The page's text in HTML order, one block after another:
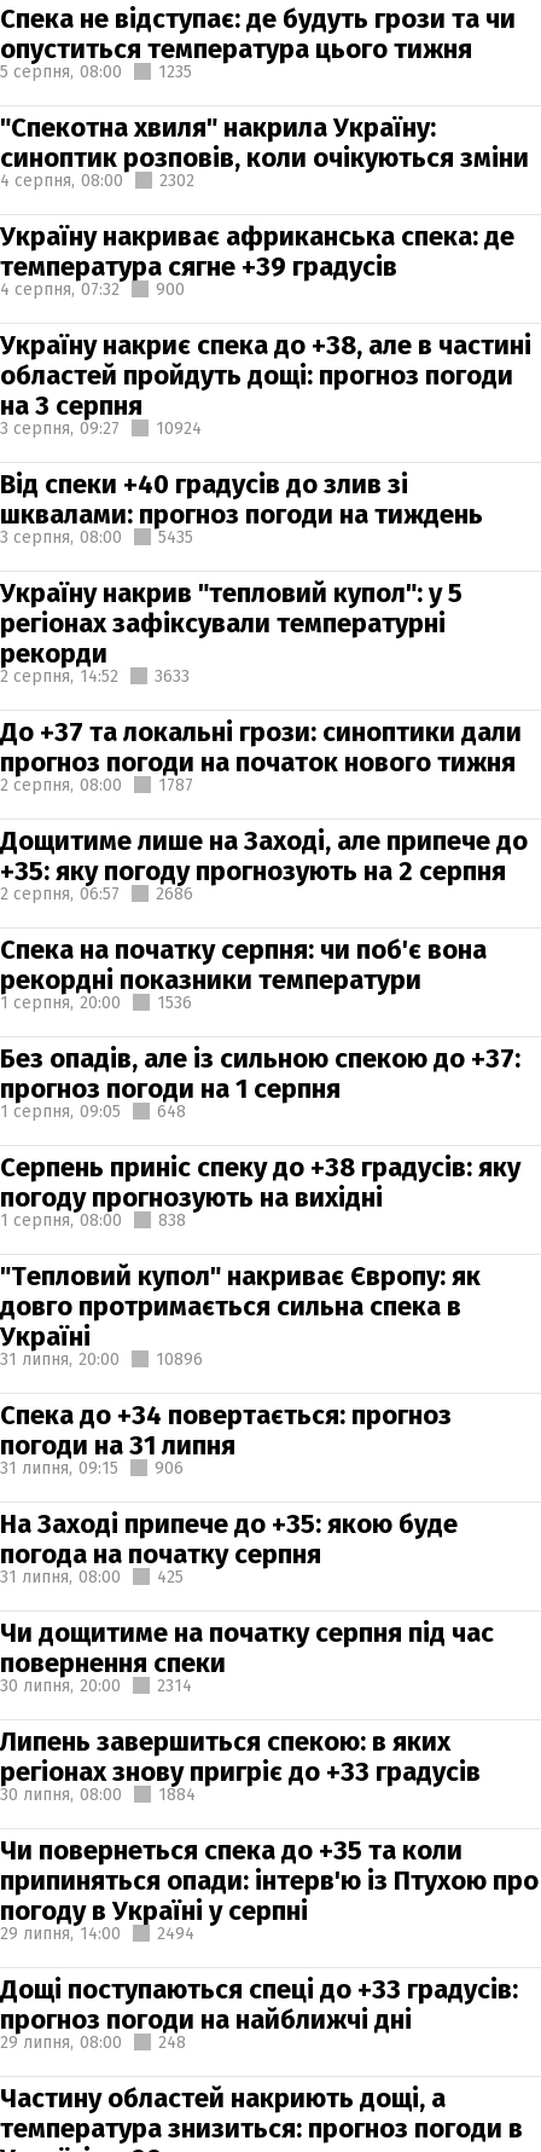
Спека не відступає: де будуть грози та чи
опуститься температура цього тижня
5 серпня, 08:00 1235
"Спекотна хвиля" накрила Україну:
синоптик розповів, коли очікуються зміни
4 серпня, 08:00 2302
Україну накриває африканська спека: де
температура сягне +39 градусів
4 серпня, 07:32 900
Україну накриє спека до +38, але в частині
областей пройдуть дощі: прогноз погоди
на 3 серпня
3 серпня, 09:27 10924
Від спеки +40 градусів до злив зі
шквалами: прогноз погоди на тиждень
3 серпня, 08:00 5435
Україну накрив "тепловий купол": у 5
регіонах зафіксували температурні
рекорди
2 серпня, 14:52 3633
До +37 та локальні грози: синоптики дали
прогноз погоди на початок нового тижня
2 серпня, 08:00 1787
Дощитиме лише на Заході, але припече до
+35: яку погоду прогнозують на 2 серпня
2 серпня, 06:57 2686
Спека на початку серпня: чи поб'є вона
рекордні показники температури
1 серпня, 20:00 1536
Без опадів, але із сильною спекою до +37:
прогноз погоди на 1 серпня
1 серпня, 09:05 648
Серпень приніс спеку до +38 градусів: яку
погоду прогнозують на вихідні
1 серпня, 08:00 838
"Тепловий купол" накриває Європу: як
довго протримається сильна спека в
Україні
31 липня, 20:00 10896
Спека до +34 повертається: прогноз
погоди на 31 липня
31 липня, 09:15 906
На Заході припече до +35: якою буде
погода на початку серпня
31 липня, 08:00 425
Чи дощитиме на початку серпня під час
повернення спеки
30 липня, 20:00 2314
Липень завершиться спекою: в яких
регіонах знову пригріє до +33 градусів
30 липня, 08:00 1884
Чи повернеться спека до +35 та коли
припиняться опади: інтерв'ю із Птухою про
погоду в Україні у серпні
29 липня, 14:00 2494
Дощі поступаються спеці до +33 градусів:
прогноз погоди на найближчі дні
29 липня, 08:00 248
Частину областей накриють дощі, а
температура знизиться: прогноз погоди в